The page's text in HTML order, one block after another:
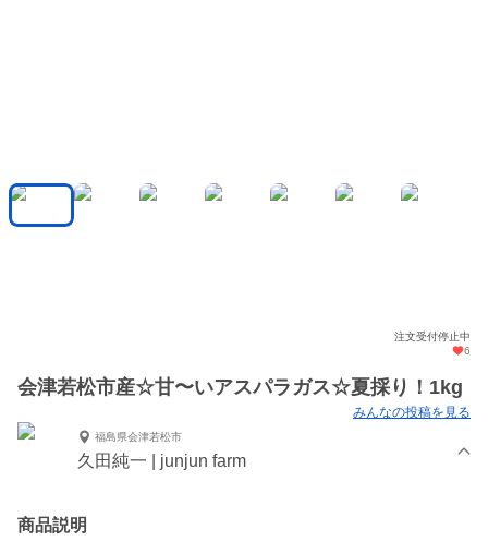
注文受付停止中
6
会津若松市産☆甘〜いアスパラガス☆夏採り！1kg
みんなの投稿を見る
福島県会津若松市
久田純一 | junjun farm
商品説明